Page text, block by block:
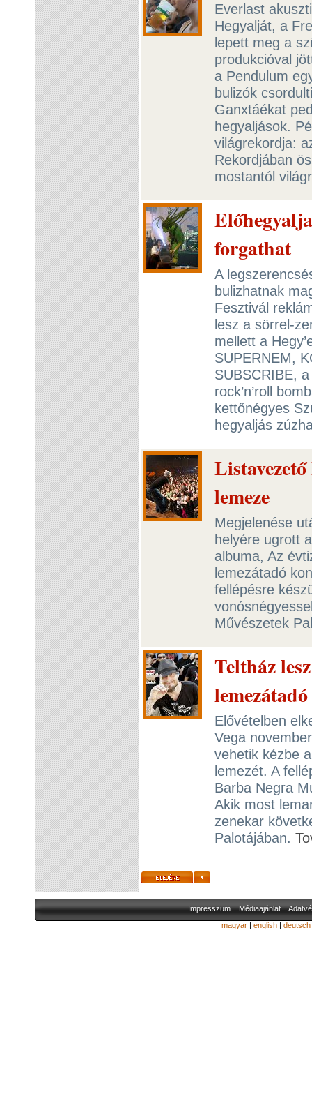
Everlast
Hegyalját, a
lepett meg a
produkcióval
a Pendulum
bulizók
Ganxtáékat
hegyaljások.
világrekordja:
Rekordjában
mostantól
forgathat
A
bulizhatnak
Fesztivál
lesz a sörrel-
mellett a
SUPERNEM,
SUBSCRIBE,
rock’n’roll
kettőnégyes
hegyaljás
lemeze
Megjelenése
helyére ugrott
albuma, Az
lemezátadó
fellépésre
Művészetek
Teltház
Elővételben
Vega
vehetik kézbe
lemezét. A
Barba Negra
Akik most
zenekar
Palotájában.
Impresszum Médiaajánlat
magyar| english| deutsch